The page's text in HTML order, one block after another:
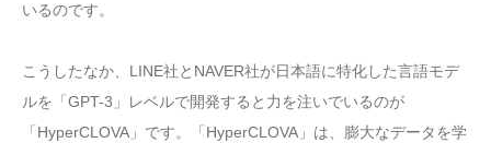
いるのです。
こうしたなか、LINE社とNAVER社が日本語に特化した言語モデ
ルを「GPT-3」レベルで開発すると力を注いでいるのが
「HyperCLOVA」です。「HyperCLOVA」は、膨大なデータを学